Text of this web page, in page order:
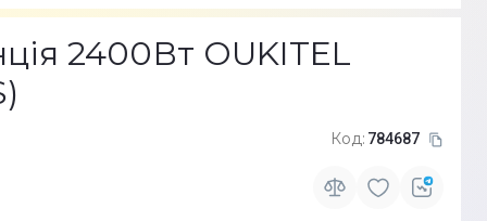
2400Вт OUKITEL
Код: 784687